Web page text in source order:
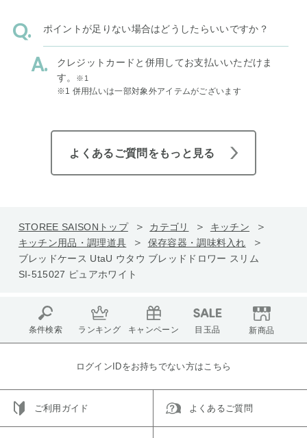
ポイントが足りない場合はどうしたらいいですか？
クレジットカードと併用してお支払いいただけま
す。
※1
※1 併用払いは一部対象外アイテムがございます
よくあるご質問をもっと見る
STOREE SAISONトップ カテゴリ
キッチン
キッチン用品・調理道具
保存容器・調味料入れ
ブレッドケース UtaU ウタウ ブレッドドロワー スリム
SI-515027 ピュアホワイト
条件検索 ランキング キャンペーン 目玉品 新商品
ログインIDをお持ちでない方はこちら
ご利用ガイド よくあるご質問